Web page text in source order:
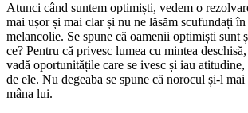
Atunci când suntem optimiști, vedem o
mai ușor și mai clar și nu ne lăsăm scufundați
melancolie. Se spune că oamenii optimiști sunt
ce? Pentru că privesc lumea cu mintea
vadă oportunitățile care se ivesc și iau
de ele. Nu degeaba se spune că norocul și-l
mâna lui.